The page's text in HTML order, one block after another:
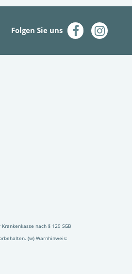
Folgen Sie uns
nach § 129 SGB
(w) Warnhinweis: